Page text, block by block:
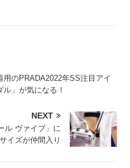
用のPRADA2022年SS注目アイ
」が気になる！
NEXT
ル ヴァイブ」に
イズが仲間入り